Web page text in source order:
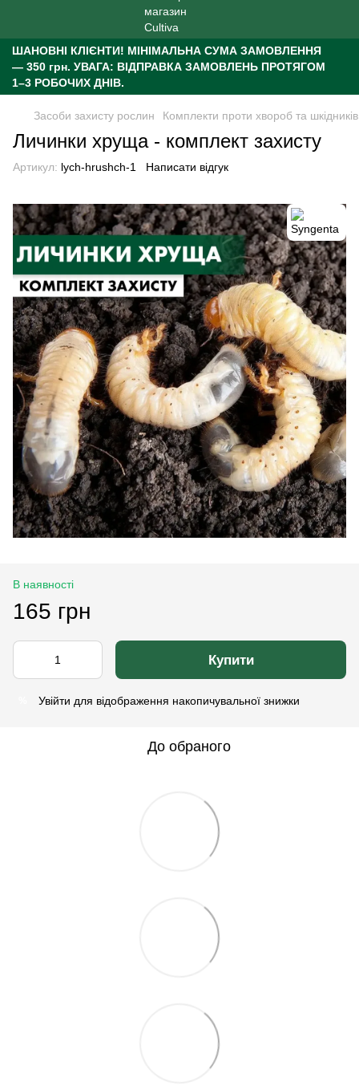
ШАНОВНІ КЛІЄНТИ! МІНІМАЛЬНА СУМА ЗАМОВЛЕННЯ
— 350 грн. УВАГА: ВІДПРАВКА ЗАМОВЛЕНЬ ПРОТЯГОМ
1–3 РОБОЧИХ ДНІВ.
Засоби захисту рослин Комплекти проти хвороб та шкідників
Личинки хруща - комплект захисту
Артикул: lych-hrushch-1 Написати відгук
В наявності
165 грн
Купити
Увійти для відображення накопичувальної знижки
До обраного